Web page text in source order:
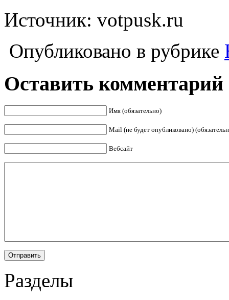
Источник: votpusk.ru
Опубликовано в рубрике
Оставить комментарий
Имя (обязательно)
Mail (не будет опубликовано)
Вебсайт
Разделы